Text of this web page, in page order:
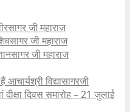
जी महाराज
जी महाराज
जी महाराज
आचार्यश्री विद्यासागरजी
दीक्षा दिवस समारोह – 21 जुलाई